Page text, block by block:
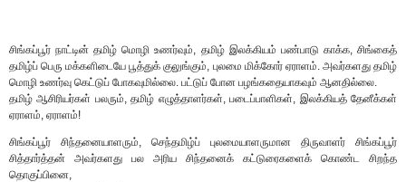
சிங்கப்பூர் நாட்டின் தமிழ் மொழி உணர்வும், தமிழ் இலக்கியம் பண்பாடு காக்க, சிங்கைத்
தமிழ்ப் பெரு மக்களிடையே பூத்துக் குலுங்கும், புலமை மிக்கோர் ஏராளம். அவர்களது தமிழ்
மொழி உணர்வு கெட்டுப் போகவுமில்லை. பட்டுப் போன பழங்கதையாகவும் ஆனதில்லை.
தமிழ் ஆசிரியர்கள் பலரும், தமிழ் எழுத்தாளர்கள், படைப்பாளிகள், இலக்கியத் தேனீக்கள்
ஏராளம், ஏராளம்!
சிங்கப்பூர் சிந்தனையாளரும், செந்தமிழ்ப் புலமையாளருமான திருவாளர் சிங்கப்பூர்
சித்தார்த்தன் அவர்களது பல அரிய சிந்தனைக் கட்டுரைகளைக் கொண்ட சிறந்த
தொகுப்பினை,